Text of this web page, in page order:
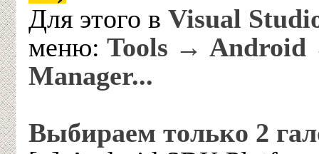
Для этого в Visual
меню: Tools → Android
Manager...
Выбираем только 2